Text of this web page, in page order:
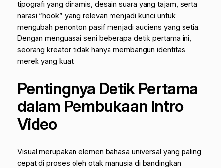
tipografi yang dinamis, desain suara yang tajam, serta
narasi “hook” yang relevan menjadi kunci untuk
mengubah penonton pasif menjadi audiens yang setia.
Dengan menguasai seni beberapa detik pertama ini,
seorang kreator tidak hanya membangun identitas
merek yang kuat.
Pentingnya Detik Pertama
dalam Pembukaan Intro
Video
Visual merupakan elemen bahasa universal yang paling
cepat di proses oleh otak manusia di bandingkan